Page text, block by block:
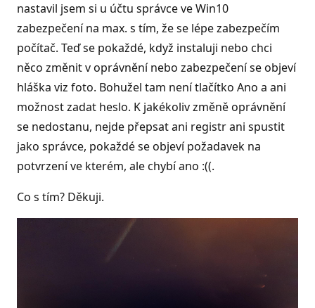
nastavil jsem si u účtu správce ve Win10
zabezpečení na max. s tím, že se lépe zabezpečím
počítač. Teď se pokaždé, když instaluji nebo chci
něco změnit v oprávnění nebo zabezpečení se objeví
hláška viz foto. Bohužel tam není tlačítko Ano a ani
možnost zadat heslo. K jakékoliv změně oprávnění
se nedostanu, nejde přepsat ani registr ani spustit
jako správce, pokaždé se objeví požadavek na
potvrzení ve kterém, ale chybí ano :((.
Co s tím? Děkuji.